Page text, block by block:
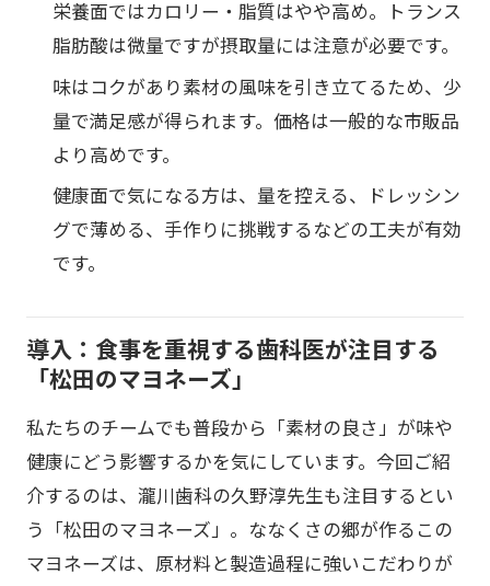
栄養面ではカロリー・脂質はやや高め。トランス
脂肪酸は微量ですが摂取量には注意が必要です。
味はコクがあり素材の風味を引き立てるため、少
量で満足感が得られます。価格は一般的な市販品
より高めです。
健康面で気になる方は、量を控える、ドレッシン
グで薄める、手作りに挑戦するなどの工夫が有効
です。
導入：食事を重視する歯科医が注目する
「松田のマヨネーズ」
私たちのチームでも普段から「素材の良さ」が味や
健康にどう影響するかを気にしています。今回ご紹
介するのは、瀧川歯科の久野淳先生も注目するとい
う「松田のマヨネーズ」。ななくさの郷が作るこの
マヨネーズは、原材料と製造過程に強いこだわりが